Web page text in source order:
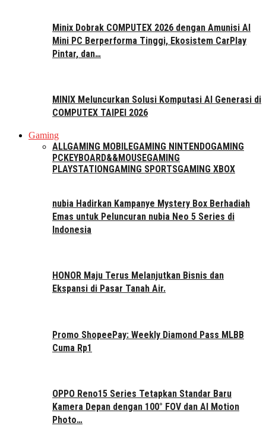
Minix Dobrak COMPUTEX 2026 dengan Amunisi AI
Mini PC Berperforma Tinggi, Ekosistem CarPlay
Pintar, dan…
MINIX Meluncurkan Solusi Komputasi AI Generasi di
COMPUTEX TAIPEI 2026
Gaming
ALLGAMING MOBILEGAMING NINTENDOGAMING
PCKEYBOARD&&MOUSEGAMING
PLAYSTATIONGAMING SPORTSGAMING XBOX
nubia Hadirkan Kampanye Mystery Box Berhadiah
Emas untuk Peluncuran nubia Neo 5 Series di
Indonesia
HONOR Maju Terus Melanjutkan Bisnis dan
Ekspansi di Pasar Tanah Air.
Promo ShopeePay: Weekly Diamond Pass MLBB
Cuma Rp1
OPPO Reno15 Series Tetapkan Standar Baru
Kamera Depan dengan 100° FOV dan AI Motion
Photo…